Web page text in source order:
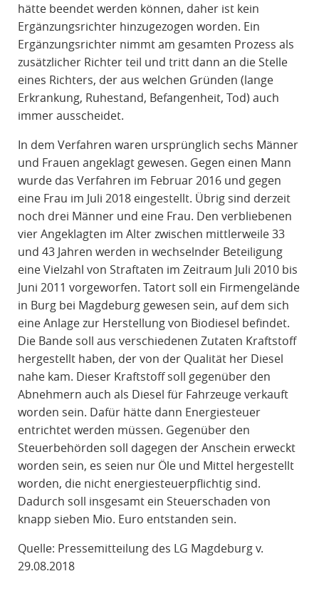
hätte beendet werden können, daher ist kein
Ergänzungsrichter hinzugezogen worden. Ein
Ergänzungsrichter nimmt am gesamten Prozess als
zusätzlicher Richter teil und tritt dann an die Stelle
eines Richters, der aus welchen Gründen (lange
Erkrankung, Ruhestand, Befangenheit, Tod) auch
immer ausscheidet.
In dem Verfahren waren ursprünglich sechs Männer
und Frauen angeklagt gewesen. Gegen einen Mann
wurde das Verfahren im Februar 2016 und gegen
eine Frau im Juli 2018 eingestellt. Übrig sind derzeit
noch drei Männer und eine Frau. Den verbliebenen
vier Angeklagten im Alter zwischen mittlerweile 33
und 43 Jahren werden in wechselnder Beteiligung
eine Vielzahl von Straftaten im Zeitraum Juli 2010 bis
Juni 2011 vorgeworfen. Tatort soll ein Firmengelände
in Burg bei Magdeburg gewesen sein, auf dem sich
eine Anlage zur Herstellung von Biodiesel befindet.
Die Bande soll aus verschiedenen Zutaten Kraftstoff
hergestellt haben, der von der Qualität her Diesel
nahe kam. Dieser Kraftstoff soll gegenüber den
Abnehmern auch als Diesel für Fahrzeuge verkauft
worden sein. Dafür hätte dann Energiesteuer
entrichtet werden müssen. Gegenüber den
Steuerbehörden soll dagegen der Anschein erweckt
worden sein, es seien nur Öle und Mittel hergestellt
worden, die nicht energiesteuerpflichtig sind.
Dadurch soll insgesamt ein Steuerschaden von
knapp sieben Mio. Euro entstanden sein.
Quelle: Pressemitteilung des LG Magdeburg v.
29.08.2018